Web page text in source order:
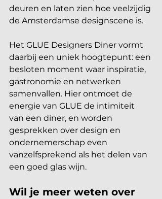
deuren en laten zien hoe veelzijdig
de Amsterdamse designscene is.
Het GLUE Designers Diner vormt
daarbij een uniek hoogtepunt: een
besloten moment waar inspiratie,
gastronomie en netwerken
samenvallen. Hier ontmoet de
energie van GLUE de intimiteit
van een diner, en worden
gesprekken over design en
ondernemerschap even
vanzelfsprekend als het delen van
een goed glas wijn.
Wil je meer weten over